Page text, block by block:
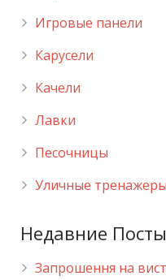
Игровые панели
Карусели
Качели
Лавки
Песочницы
Уличные тренажеры
Недавние Посты
Запрошення на